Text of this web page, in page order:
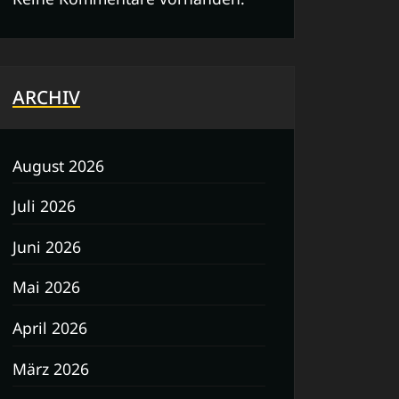
ARCHIV
August 2026
Juli 2026
Juni 2026
Mai 2026
April 2026
März 2026